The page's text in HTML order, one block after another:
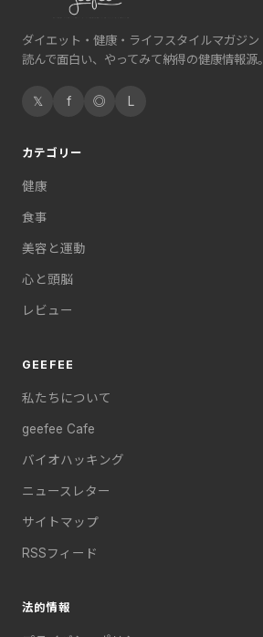
ダイエット・健康・ライフスタイルマガジン
読んで面白い、やってみて納得の健康情報源。
𝕏 f ◎ L
カテゴリー
健康
食事
美容と運動
心と頭脳
レビュー
GEEFEE
私たちについて
geefee Cafe
バイオハッキング
ニュースレター
サイトマップ
RSSフィード
法的情報